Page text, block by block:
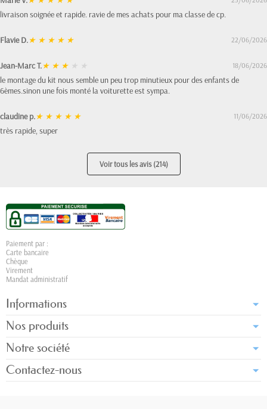
livraison soignée et rapide. ravie de mes achats pour ma classe de cp.
Flavie D.★ ★ ★ ★ ★ 22/06/2026
Jean-Marc T.★ ★ ★ ★ ★ 18/06/2026
le montage du kit nous semble un peu trop minutieux pour des enfants de
6èmes.sinon une fois monté la voiturette est sympa.
claudine p.★ ★ ★ ★ ★ 11/06/2026
très rapide, super
Voir tous les avis (214)
Paiement par :
Carte bancaire
Chèque
Virement
Mandat administratif
Informations
Nos produits
Notre société
Contactez-nous